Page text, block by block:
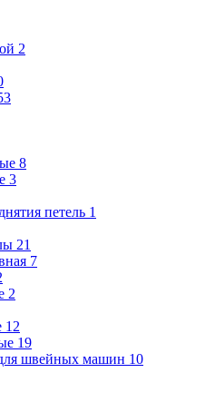
2
8
3
петель 1
21
7
2
12
19
швейных машин 10